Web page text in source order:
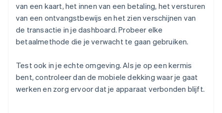
van een kaart, het innen van een betaling, het versturen
van een ontvangstbewijs en het zien verschijnen van
de transactie in je dashboard. Probeer elke
betaalmethode die je verwacht te gaan gebruiken.
Test ook in je echte omgeving. Als je op een kermis
bent, controleer dan de mobiele dekking waar je gaat
werken en zorg ervoor dat je apparaat verbonden blijft.